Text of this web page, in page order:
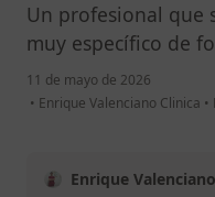
Un profesional que
muy específico de
11 de mayo de 2026
• Enrique Valenciano Clinica •
Enrique